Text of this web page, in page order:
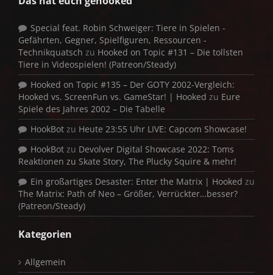
Special feat. Robin Schweiger: Tiere in Spielen -
Gefährten, Gegner, Spielfiguren, Ressourcen -
Technikquatsch zu Hooked on Topic #131 – Die tollsten
Tiere in Videospielen! (Patreon/Steady)
Hooked on Topic #135 – Der GOTY 2002-Vergleich:
Hooked vs. ScreenFun vs. GameStar! | Hooked zu Eure
Spiele des Jahres 2002 – Die Tabelle
HookBot zu Heute 23:55 Uhr LIVE: Capcom Showcase!
HookBot zu Devolver Digital Showcase 2022: Toms
Reaktionen zu Skate Story, The Plucky Squire & mehr!
Ein großartiges Desaster: Enter the Matrix | Hooked zu
The Matrix: Path of Neo – Größer, Verrückter…besser?
(Patreon/Steady)
Kategorien
Allgemein